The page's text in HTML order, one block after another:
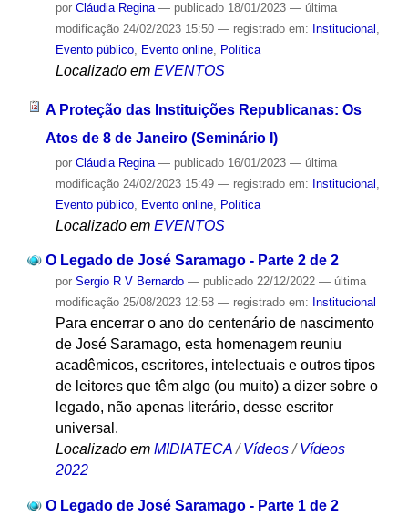
por Cláudia Regina — publicado18/01/2023 — última
modificação24/02/2023 15:50 — registrado em: Institucional ,
Evento público, Evento online, Política
Localizado em EVENTOS
A Proteção das Instituições Republicanas: Os
Atos de 8 de Janeiro (Seminário I)
por Cláudia Regina — publicado16/01/2023 — última
modificação24/02/2023 15:49 — registrado em: Institucional
Evento público, Evento online, Política
Localizado em EVENTOS
O Legado de José Saramago - Parte 2 de 2
por Sergio R V Bernardo — publicado22/12/2022 — última
modificação25/08/2023 12:58 — registrado em: Institucional
Para encerrar o ano do centenário de nascimento
de José Saramago, esta homenagem reuniu
acadêmicos, escritores, intelectuais e outros tipos
de leitores que têm algo (ou muito) a dizer sobre o
legado, não apenas literário, desse escritor
universal.
Localizado em MIDIATECA / Vídeos / Vídeos
2022
O Legado de José Saramago - Parte 1 de 2